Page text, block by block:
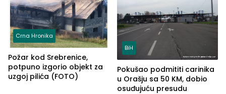
Crna Hronika
Požar kod Srebrenice,
potpuno izgorio objekt za
uzgoj pilića (FOTO)
BiH
Pokušao podmititi carinika
u Orašju sa 50 KM, dobio
osuđujuću presudu